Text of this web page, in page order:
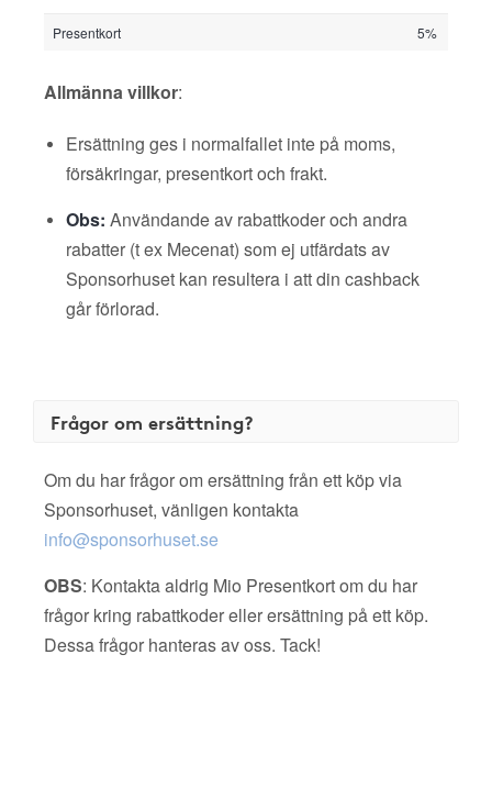
Presentkort 5%
Allmänna villkor:
Ersättning ges i normalfallet inte på moms,
försäkringar, presentkort och frakt.
Obs: Användande av rabattkoder och andra
rabatter (t ex Mecenat) som ej utfärdats av
Sponsorhuset kan resultera i att din cashback
går förlorad.
Frågor om ersättning?
Om du har frågor om ersättning från ett köp via
Sponsorhuset, vänligen kontakta
info@sponsorhuset.se
OBS: Kontakta aldrig Mio Presentkort om du har
frågor kring rabattkoder eller ersättning på ett köp.
Dessa frågor hanteras av oss. Tack!